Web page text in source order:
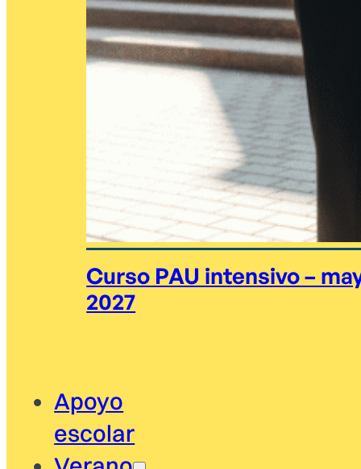
Curso PAU intensivo –
2027
Apoyo
escolar